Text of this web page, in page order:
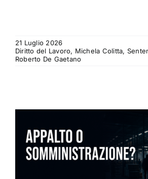
21 Luglio 2026
Diritto del Lavoro, Michela Colitta,
Roberto De Gaetano